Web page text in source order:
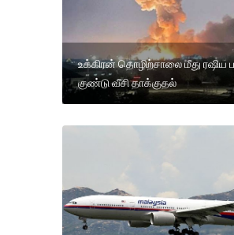
உக்கிரன் தொழிற்சாலை மீது ரஷிய
குண்டு வீசி தாக்குதல்